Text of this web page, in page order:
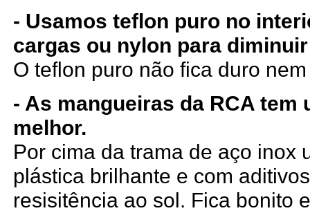
- Usamos teflon puro no
cargas ou nylon para
O teflon puro não fica duro
- As mangueiras da RCA tem
melhor.
Por cima da trama de aço inox
plástica brilhante e com
resisitência ao sol. Fica bonito